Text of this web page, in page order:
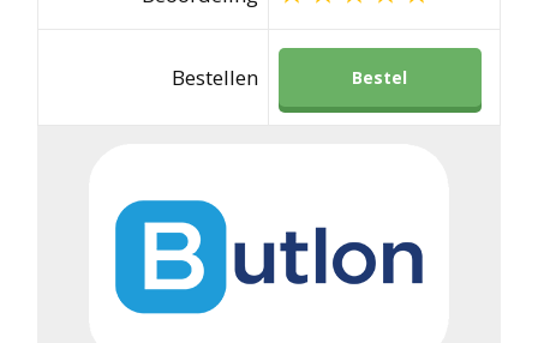
Bestellen Bestel